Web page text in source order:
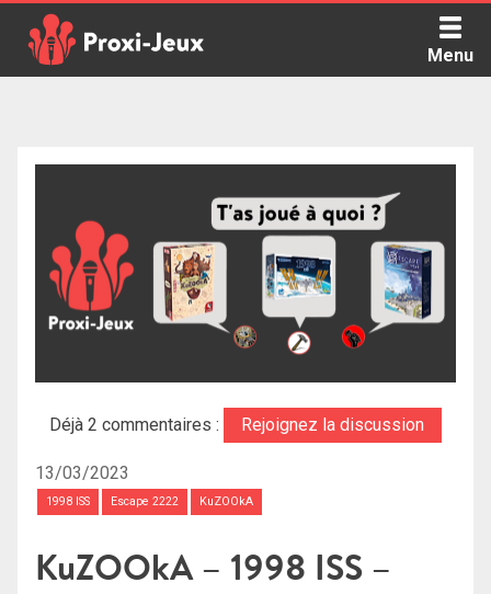
content
Menu
Déjà 2 commentaires : Rejoignez la discussion
13/03/2023
1998 ISS Escape 2222 KuZOOkA
KuZOOkA – 1998 ISS –